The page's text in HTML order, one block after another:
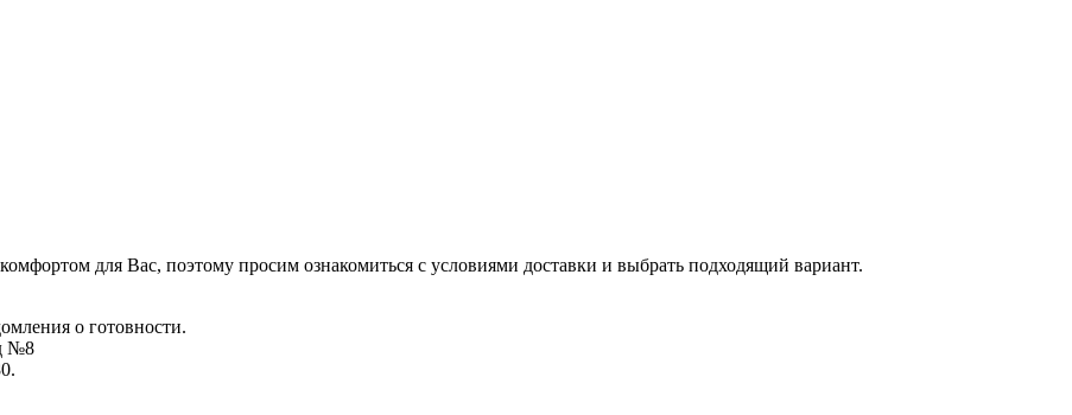
для Вас, поэтому просим ознакомиться с условиями доставки и выбрать подходящий вариант.
о готовности.
№8